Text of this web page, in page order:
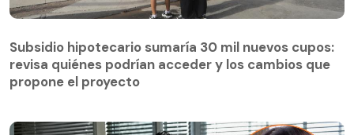
Subsidio hipotecario sumaría 30 mil nuevos cupos:
revisa quiénes podrían acceder y los cambios que
propone el proyecto